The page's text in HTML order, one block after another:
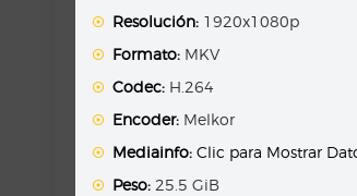
Resolución: 1920x1080p
Formato: MKV
Codec: H.264
Encoder: Melkor
Mediainfo: Clic para Mostrar
Peso: 25.5 GiB